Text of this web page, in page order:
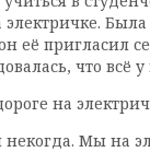
Была
её пригласил
что всё
на
Мы на